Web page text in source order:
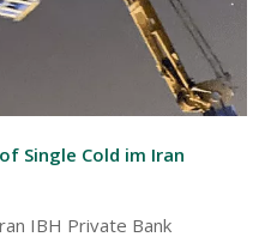
Single Cold im Iran
IBH Private Bank